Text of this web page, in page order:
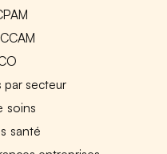
par secteur
soins
santé